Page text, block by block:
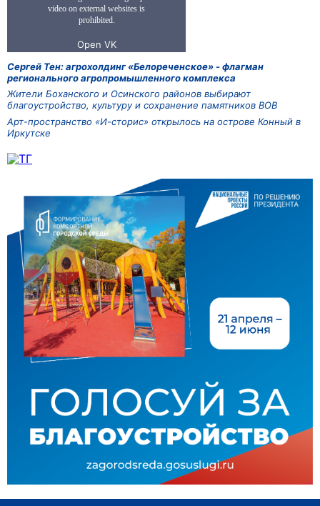
Сергей Тен: агрохолдинг «Белореченское» - флагман
регионального агропромышленного комплекса
Жители Боханского и Осинского районов выбирают
благоустройство, культуру и сохранение памятников ВОВ
Арт-пространство «И-сторис» открылось на острове Конный в
Иркутске